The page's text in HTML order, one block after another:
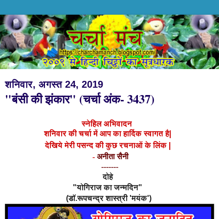
शनिवार, अगस्त 24, 2019
"बंसी की झंकार" (चर्चा अंक- 3437)
स्नेहिल अभिवादन
शनिवार की चर्चा में आप का हार्दिक स्वागत है|
देखिये मेरी पसन्द की कुछ रचनाओं के लिंक|
- अनीता सैनी
-------
दोहे
"योगिराज का जन्मदिन"
(डॉ.रूपचन्द्र शास्त्री 'मयंक')